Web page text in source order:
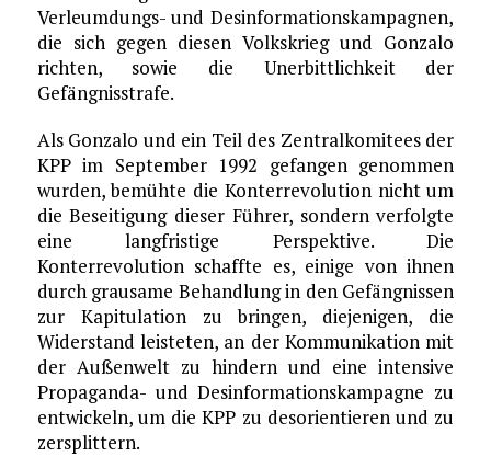
Verleumdungs- und Desinformationskampagnen,
die sich gegen diesen Volkskrieg und Gonzalo
richten, sowie die Unerbittlichkeit der
Gefängnisstrafe.
Als Gonzalo und ein Teil des Zentralkomitees der
KPP im September 1992 gefangen genommen
wurden, bemühte die Konterrevolution nicht um
die Beseitigung dieser Führer, sondern verfolgte
eine langfristige Perspektive. Die
Konterrevolution schaffte es, einige von ihnen
durch grausame Behandlung in den Gefängnissen
zur Kapitulation zu bringen, diejenigen, die
Widerstand leisteten, an der Kommunikation mit
der Außenwelt zu hindern und eine intensive
Propaganda- und Desinformationskampagne zu
entwickeln, um die KPP zu desorientieren und zu
zersplittern.